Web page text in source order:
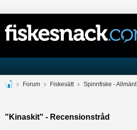
Forum Fiskesätt Spinnfiske - Allmänt
"Kinaskit" - Recensionstråd